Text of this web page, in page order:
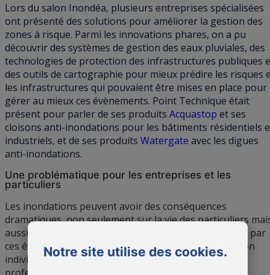
Lors du salon Inondéa, plusieurs entreprises spécialisées
ont présenté des solutions pour améliorer la gestion des
zones à risque. Parmi les innovations phares, on a pu
découvrir des systèmes de gestion des eaux pluviales, des
technologies de protection des infrastructures publiques
des outils de cartographie pour mieux prédire les risques
les infrastructures qui pouvaient être mises en place pour
gérer au mieux ces évènements. Point Technique était
présent pour parler de ses produits Acquastop et ses
cloisons anti-inondations pour les bâtiments résidentiels
industriels, et de ses produits Watergate avec les digues
anti-inondations.
Une problématique pour les entreprises et les
particuliers
Les inondations peuvent avoir des conséquences
dramatiques, non seulement sur la vie des particuliers
aussi sur les entreprises, souvent prises au dépourvu par
ces événements. Que ce soit pour protéger une maison
individuelle, un immeuble ou même des locaux
Notre site utilise des cookies.